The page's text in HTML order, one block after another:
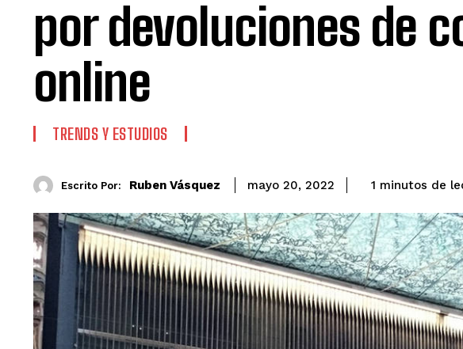
por devoluciones de
online
TRENDS Y ESTUDIOS
Escrito Por: Ruben Vásquez mayo 20, 2022 1 minutos de